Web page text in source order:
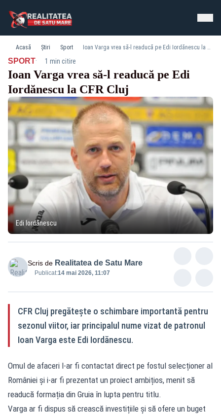
Acasă Știri Sport Ioan Varga vrea să-l readucă pe Edi Iordănescu la CFR Cluj
SPORT· 1 min citire
Ioan Varga vrea să-l readucă pe Edi
Iordănescu la CFR Cluj
Edi Iordănescu
Scris de Realitatea de Satu Mare
Publicat:14 mai 2026, 11:07
CFR Cluj pregătește o schimbare importantă pentru
sezonul viitor, iar principalul nume vizat de patronul
Ioan Varga este Edi Iordănescu.
Omul de afaceri l-ar fi contactat direct pe fostul selecționer al
României și i-ar fi prezentat un proiect ambițios, menit să
readucă formația din Gruia în lupta pentru titlu.
Varga ar fi dispus să crească investițiile și să ofere un buget